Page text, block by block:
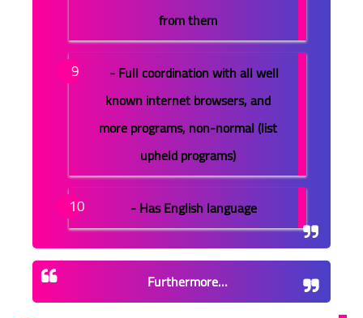
from them
- Full coordination with all well
known internet browsers, and
more programs, non-normal (list
upheld programs)
- Has English language
Furthermore…